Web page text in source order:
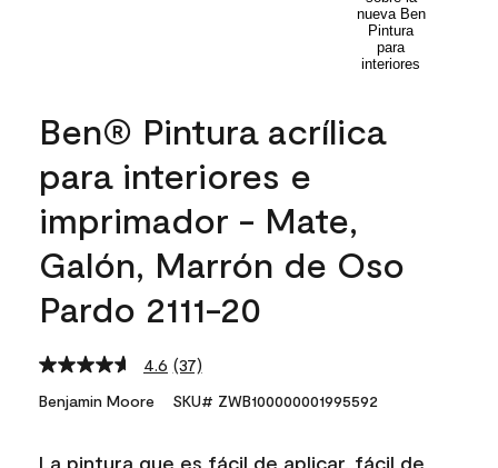
Ben® Pintura acrílica
para interiores e
imprimador - Mate,
Galón, Marrón de Oso
Pardo 2111-20
4.6 Read
37
Reviews.
link.
(37)
Benjamin Moore SKU# ZWB100000001995592
La pintura que es fácil de aplicar, fácil de